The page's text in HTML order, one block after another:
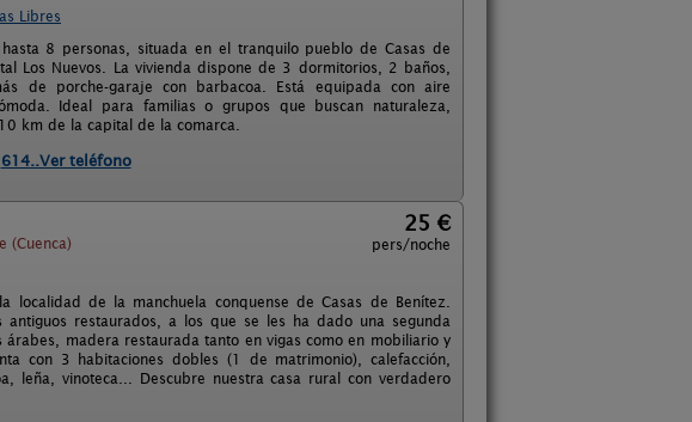
Libres
8 personas, situada en el tranquilo pueblo de Casas de
Los Nuevos. La vivienda dispone de 3 dormitorios, 2 baños,
de porche-garaje con barbacoa. Está equipada con aire
Ideal para familias o grupos que buscan naturaleza,
km de la capital de la comarca.
614..Ver teléfono
(Cuenca)
25 €
pers/noche
de la manchuela conquense de Casas de Benítez.
restaurados, a los que se les ha dado una segunda
madera restaurada tanto en vigas como en mobiliario y
con 3 habitaciones dobles (1 de matrimonio), calefacción,
leña, vinoteca... Descubre nuestra casa rural con verdadero